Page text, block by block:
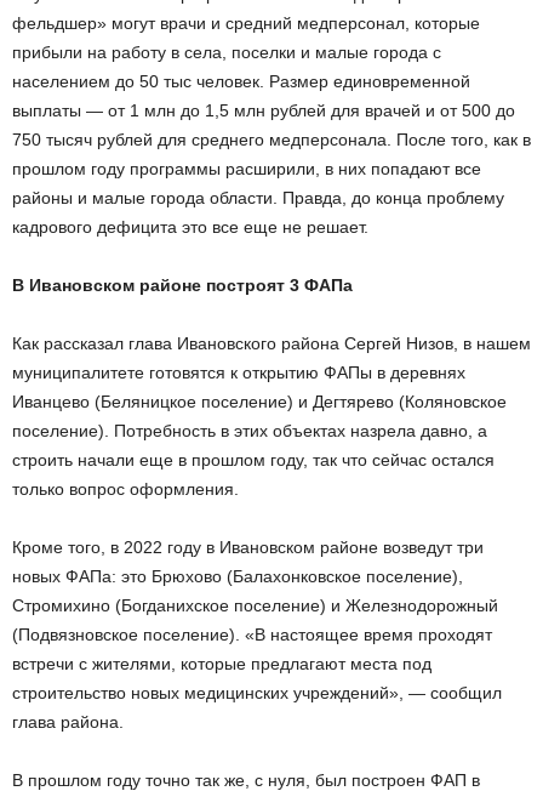
фельдшер» могут врачи и средний медперсонал, которые
прибыли на работу в села, поселки и малые города с
населением до 50 тыс человек. Размер единовременной
выплаты — от 1 млн до 1,5 млн рублей для врачей и от 500 до
750 тысяч рублей для среднего медперсонала. После того, как в
прошлом году программы расширили, в них попадают все
районы и малые города области. Правда, до конца проблему
кадрового дефицита это все еще не решает.
В Ивановском районе построят 3 ФАПа
Как рассказал глава Ивановского района Сергей Низов, в нашем
муниципалитете готовятся к открытию ФАПы в деревнях
Иванцево (Беляницкое поселение) и Дегтярево (Коляновское
поселение). Потребность в этих объектах назрела давно, а
строить начали еще в прошлом году, так что сейчас остался
только вопрос оформления.
Кроме того, в 2022 году в Ивановском районе возведут три
новых ФАПа: это Брюхово (Балахонковское поселение),
Стромихино (Богданихское поселение) и Железнодорожный
(Подвязновское поселение). «В настоящее время проходят
встречи с жителями, которые предлагают места под
строительство новых медицинских учреждений», — сообщил
глава района.
В прошлом году точно так же, с нуля, был построен ФАП в